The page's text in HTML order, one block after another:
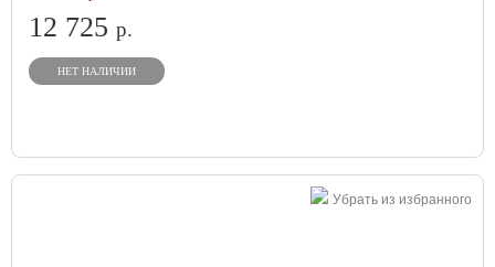
12 725 р.
НЕТ НАЛИЧИИ
Убрать из избранного